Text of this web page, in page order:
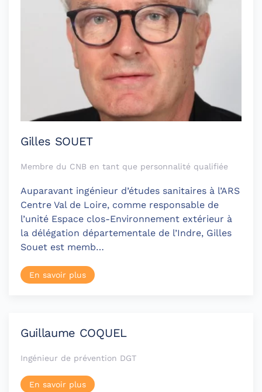
Gilles SOUET
Membre du CNB en tant que personnalité qualifiée
Auparavant ingénieur d’études sanitaires à l’ARS
Centre Val de Loire, comme responsable de
l’unité Espace clos-Environnement extérieur à
la délégation départementale de l’Indre, Gilles
Souet est memb…
En savoir plus
Guillaume COQUEL
Ingénieur de prévention DGT
En savoir plus